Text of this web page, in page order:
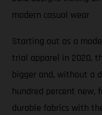
modern casual wear
Starting out as a
trial apparel in 2020,
bigger and, without a
hundred percent new,
durable fabrics with